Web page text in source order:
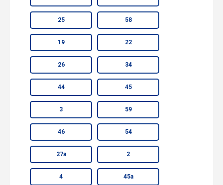
25 58
19 22
26 34
44 45
3 59
46 54
27а 2
4 45а